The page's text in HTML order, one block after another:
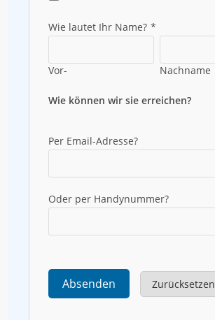
Wie lautet Ihr Name? *
Vor- Nachname
Wie können wir sie erreichen?
Per Email-Adresse?
Oder per Handynummer?
Absenden Zurücksetzen